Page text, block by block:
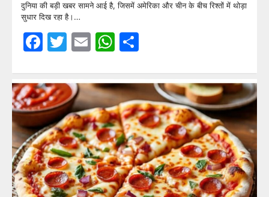
दुनिया की बड़ी खबर सामने आई है, जिसमें अमेरिका और चीन के बीच रिश्तों में थोड़ा
सुधार दिख रहा है।…
Facebook
Twitter
EmailWhatsApp